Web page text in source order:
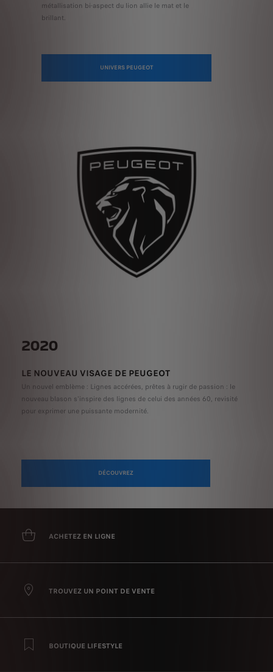
métallisation bi-aspect du lion allie le mat et le
brillant.
UNIVERS PEUGEOT
2020
LE NOUVEAU VISAGE DE PEUGEOT
Un nouvel emblème : Lignes accérées, prêtes à rugir de passion : le
nouveau blason s'inspire des lignes de celui des années 60, revisité
pour exprimer une puissante modernité.
DÉCOUVREZ
ACHETEZ EN LIGNE
TROUVEZ UN POINT DE VENTE
BOUTIQUE LIFESTYLE